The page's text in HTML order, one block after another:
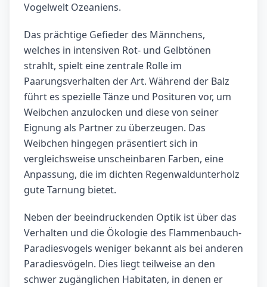
Vogelwelt Ozeaniens.
Das prächtige Gefieder des Männchens,
welches in intensiven Rot- und Gelbtönen
strahlt, spielt eine zentrale Rolle im
Paarungsverhalten der Art. Während der Balz
führt es spezielle Tänze und Posituren vor, um
Weibchen anzulocken und diese von seiner
Eignung als Partner zu überzeugen. Das
Weibchen hingegen präsentiert sich in
vergleichsweise unscheinbaren Farben, eine
Anpassung, die im dichten Regenwaldunterholz
gute Tarnung bietet.
Neben der beeindruckenden Optik ist über das
Verhalten und die Ökologie des Flammenbauch-
Paradiesvogels weniger bekannt als bei anderen
Paradiesvögeln. Dies liegt teilweise an den
schwer zugänglichen Habitaten, in denen er